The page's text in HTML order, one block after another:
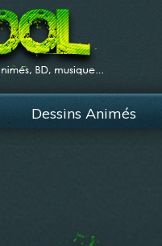
Dessins Animés